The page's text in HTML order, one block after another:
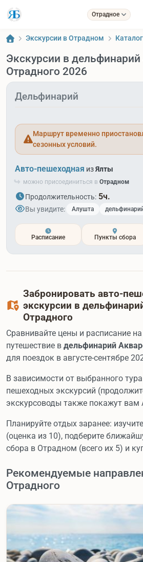
Отрадное
Экскурсии в Отрадном Каталог
Экскурсии в
Отрадного 2026
Дельфинарий
Маршрут временно
сезонных условий.
Авто-пешеходная изЯлты
можно присоединиться в Отрадном
Продолжительность: 5ч.
Вы увидите: Алушта
Расписание Пункты сбора
Забронировать авто-
экскурсии в
Отрадного
Сравнивайте цены и расписание
путешествие в дельфинарий
для поездок в августе-сентябре
В зависимости от выбранного
пешеходных экскурсий
экскурсоводы также покажут вам
Планируйте отдых заранее:
(оценка из 10), подберите
сбора в Отрадном (всего их 5) и
Рекомендуемые
Отрадного